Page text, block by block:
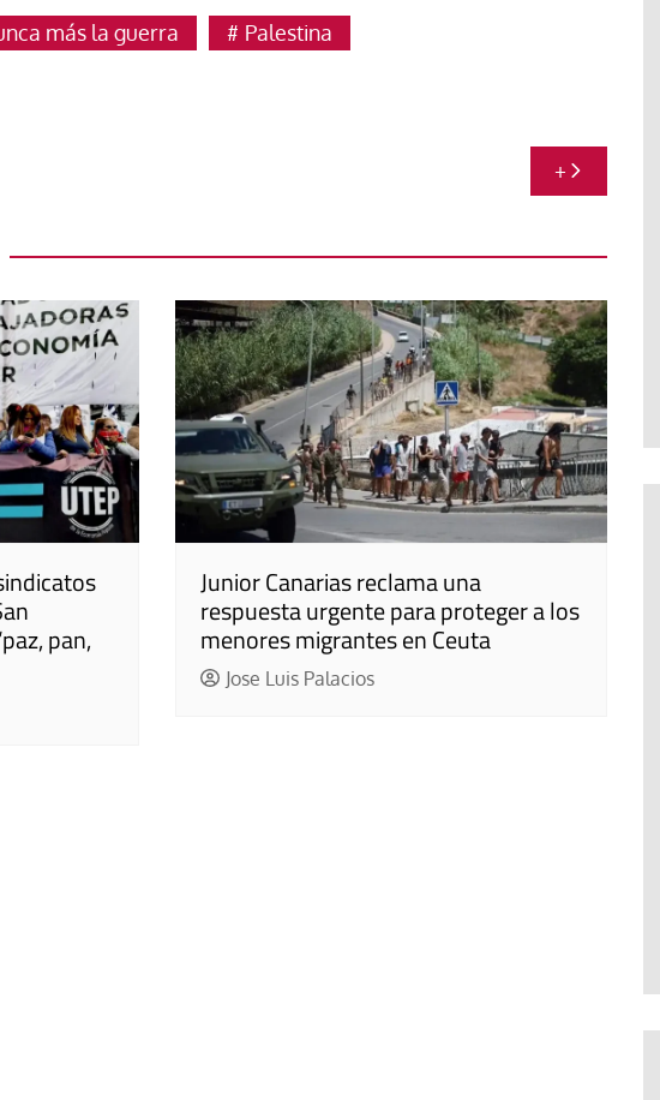
más la guerra Palestina
+
pan,
Junior Canarias reclama una
respuesta urgente para proteger a los
menores migrantes en Ceuta
Jose Luis Palacios